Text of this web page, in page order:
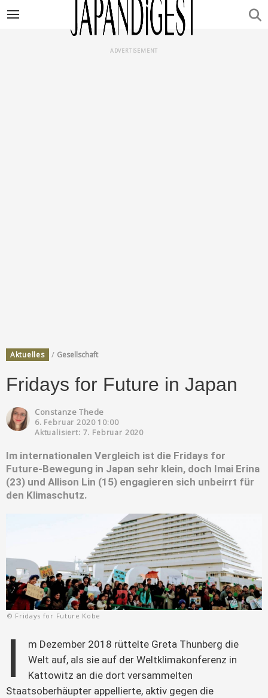
ADVERTISEMENT
Aktuelles / Gesellschaft
Fridays for Future in Japan
Constanze Thede
6. Februar 2020 10:00
Aktualisiert: 7. Februar 2020
Im internationalen Vergleich ist die Fridays for
Future-Bewegung in Japan sehr klein, doch Imai Erina
(23) und Allison Lin (15) engagieren sich unbeirrt für
den Klimaschutz.
© Fridays for Future Kobe
I
m Dezember 2018 rüttelte Greta Thunberg die
Welt auf, als sie auf der Weltklimakonferenz in
Kattowitz an die dort versammelten
Staatsoberhäupter appellierte, aktiv gegen die